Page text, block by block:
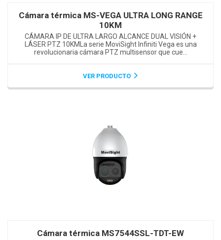
Cámara térmica MS-VEGA ULTRA LONG RANGE
10KM
CÁMARA IP DE ULTRA LARGO ALCANCE DUAL VISIÓN +
LÁSER PTZ 10KMLa serie MoviSight Infiniti Vega es una
revolucionaria cámara PTZ multisensor que cue...
VER PRODUCTO
Cámara térmica MS7544SSL-TDT-EW